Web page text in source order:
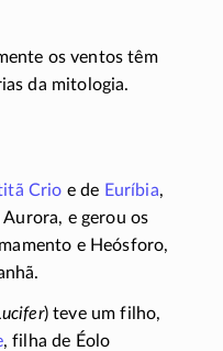
os ventos têm
da mitologia.
Crio e de Euríbia,
Aurora, e gerou os
e Heósforo,
) teve um filho,
, filha de Éolo